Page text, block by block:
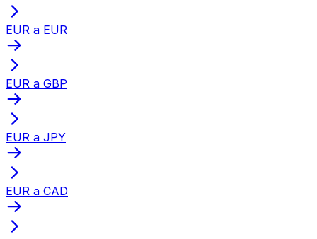
EUR a EUR
EUR a GBP
EUR a JPY
EUR a CAD